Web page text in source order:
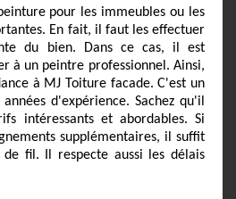
pour les immeubles ou les
En fait, il faut les effectuer
du bien. Dans ce cas, il est
à un peintre professionnel. Ainsi,
à MJ Toiture facade. C'est un
d'expérience. Sachez qu'il
intéressants et abordables. Si
supplémentaires, il suffit
fil. Il respecte aussi les délais